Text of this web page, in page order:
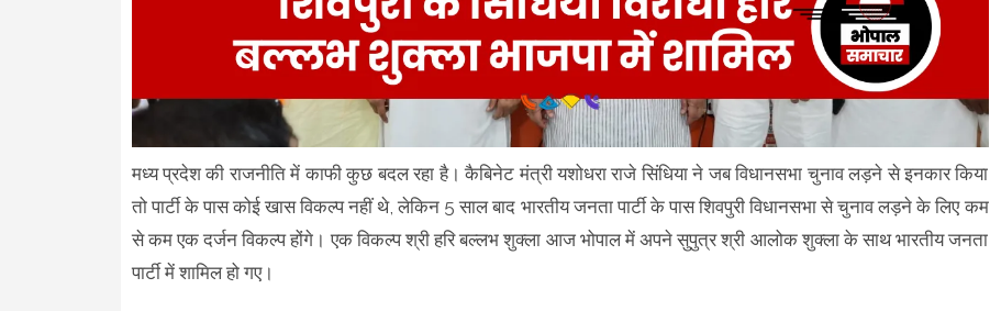
मध्य प्रदेश की राजनीति में काफी कुछ बदल रहा है। कैबिनेट मंत्री यशोधरा राजे सिंधिया ने जब विधानसभा चुनाव लड़ने से इनकार किया
तो पार्टी के पास कोई खास विकल्प नहीं थे, लेकिन 5 साल बाद भारतीय जनता पार्टी के पास शिवपुरी विधानसभा से चुनाव लड़ने के लिए कम
से कम एक दर्जन विकल्प होंगे। एक विकल्प श्री हरि बल्लभ शुक्ला आज भोपाल में अपने सुपुत्र श्री आलोक शुक्ला के साथ भारतीय जनता
पार्टी में शामिल हो गए।